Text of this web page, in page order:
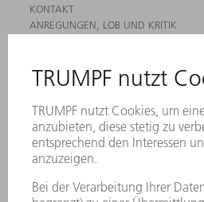
KONTAKT
ANREGUNGEN, LOB UND KRITIK
NEWSLETTER-ANMELDUNG
MYTRUMPF
SICHERHEITSDATENBLÄTTER
HÄNDLERSUCHE ELEKTROWERKZEUGE
PRODUKTE
MASCHINEN & SYSTEME
LEISTUNGSELEKTRONIK